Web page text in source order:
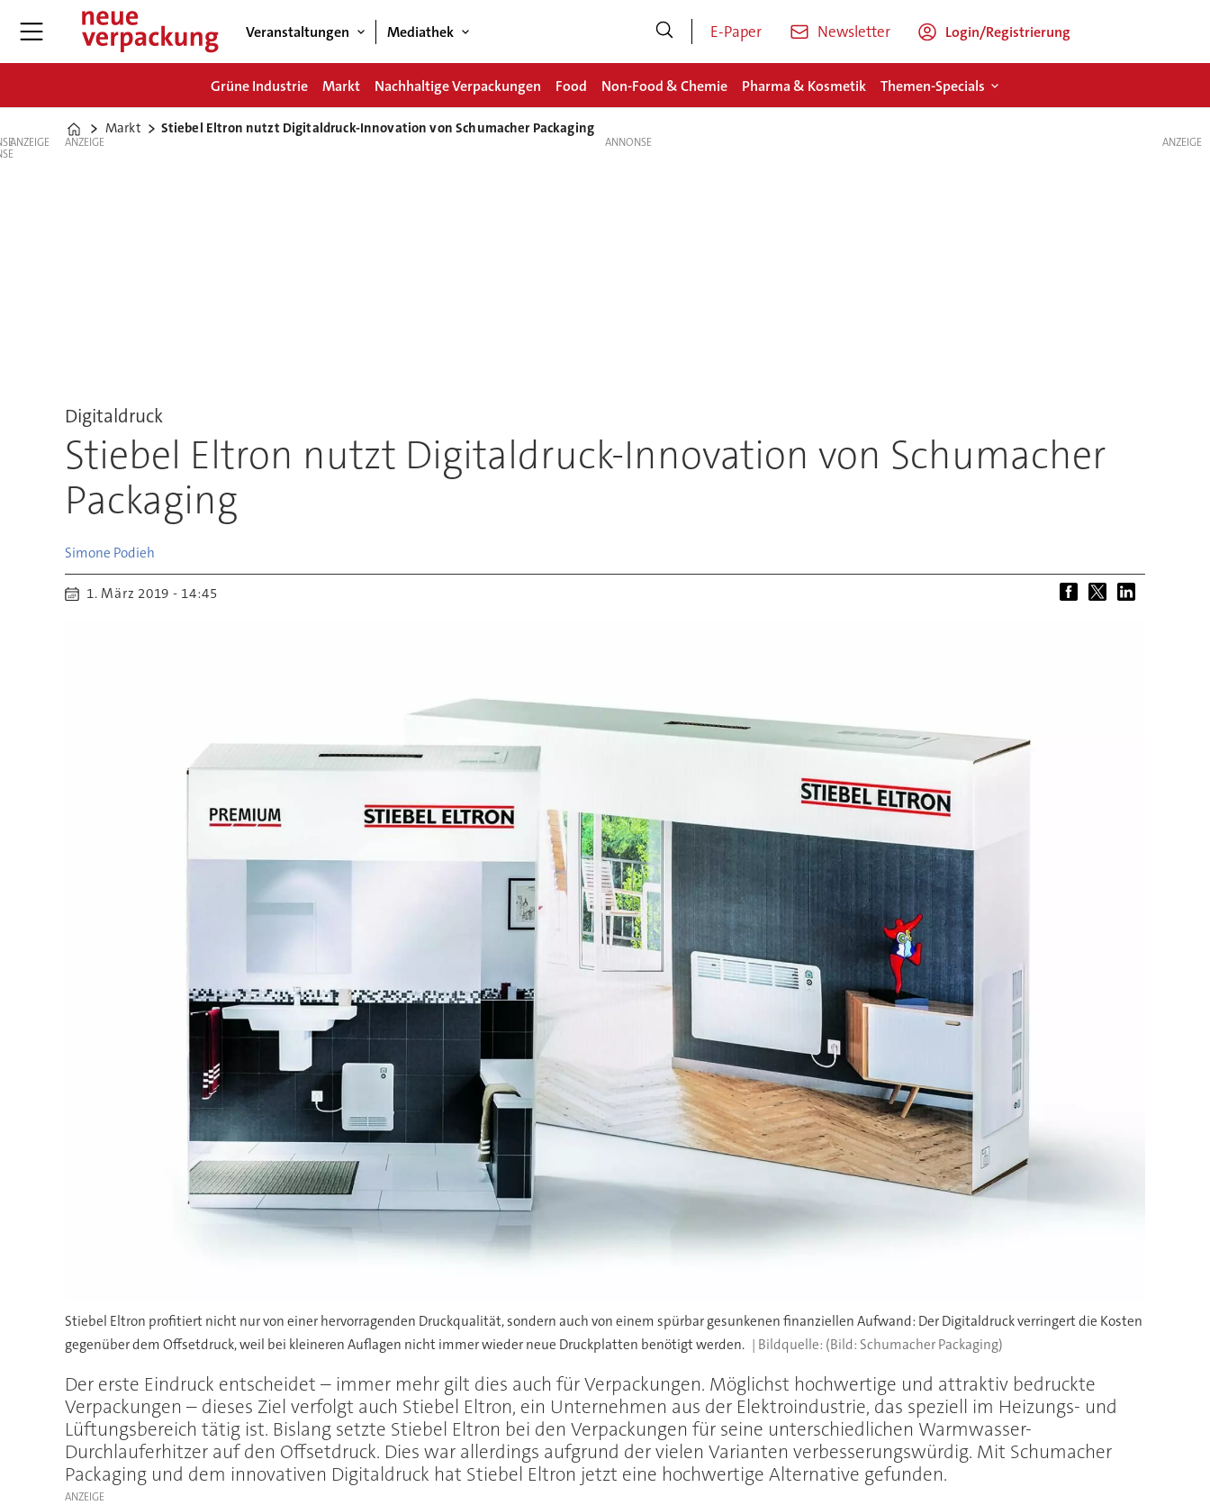
Veranstaltungen Mediathek E-Paper Newsletter Login/Registrierung
Grüne Industrie Markt Nachhaltige Verpackungen Food Non-Food & Chemie Pharma & Kosmetik Themen-Specials
Home
Markt Stiebel Eltron nutzt Digitaldruck-Innovation von Schumacher Packaging
ANZEIGE ANZEIGE
Digitaldruck
Stiebel Eltron nutzt Digitaldruck-Innovation von Schumacher
Packaging
Simone Podieh
1. März 2019 - 14:45
Stiebel Eltron profitiert nicht nur von einer hervorragenden Druckqualität, sondern auch von einem spürbar gesunkenen finanziellen Aufwand: Der Digitaldruck verringert die Kosten
gegenüber dem Offsetdruck, weil bei kleineren Auflagen nicht immer wieder neue Druckplatten benötigt werden.
(Bild: Schumacher Packaging)
Der erste Eindruck entscheidet – immer mehr gilt dies auch für Verpackungen. Möglichst hochwertige und attraktiv bedruckte
Verpackungen – dieses Ziel verfolgt auch Stiebel Eltron, ein Unternehmen aus der Elektroindustrie, das speziell im Heizungs- und
Lüftungsbereich tätig ist. Bislang setzte Stiebel Eltron bei den Verpackungen für seine unterschiedlichen Warmwasser-
Durchlauferhitzer auf den Offsetdruck. Dies war allerdings aufgrund der vielen Varianten verbesserungswürdig. Mit Schumacher
Packaging und dem innovativen Digitaldruck hat Stiebel Eltron jetzt eine hochwertige Alternative gefunden.
ANZEIGE
ANZEIGE